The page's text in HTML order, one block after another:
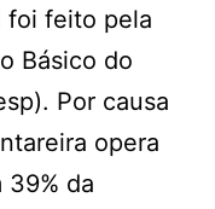
foi feito pela
Básico do
Por causa
opera
39% da